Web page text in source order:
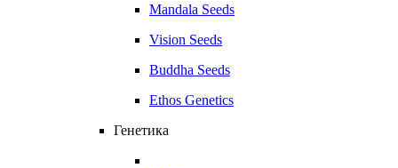
Mandala Seeds
Vision Seeds
Buddha Seeds
Ethos Genetics
Генетика